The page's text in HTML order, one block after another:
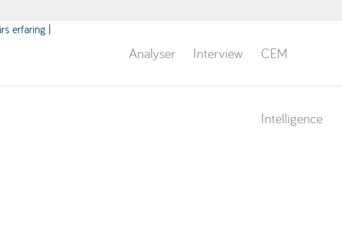
Analyser Interview CEM
Intelligence